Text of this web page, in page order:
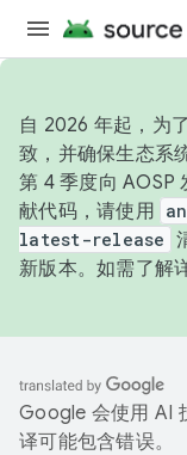
自 2026 年起，为
致，并确保生态系
第 4 季度向 AOSP
献代码，请使用
latest-release
新版本。如需了解
Google 会使用 AI
译可能包含错误。